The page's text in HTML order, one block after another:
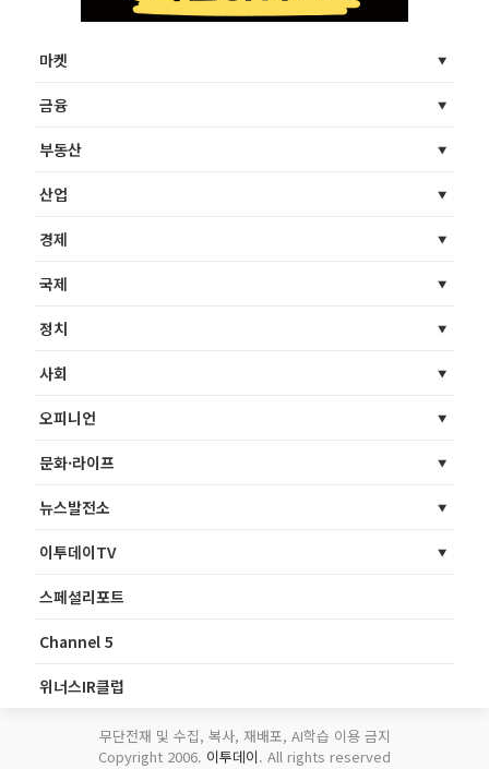
마켓
금융
부동산
산업
경제
국제
정치
사회
오피니언
문화·라이프
뉴스발전소
이투데이TV
스페셜리포트
Channel 5
위너스IR클럽
무단전재 및 수집, 복사, 재배포, AI학습 이용 금지
Copyright 2006. 이투데이. All rights reserved